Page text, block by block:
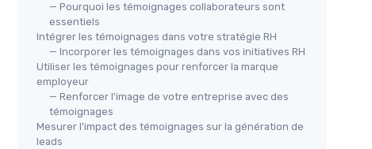
— Pourquoi les témoignages collaborateurs sont
essentiels
Intégrer les témoignages dans votre stratégie RH
— Incorporer les témoignages dans vos initiatives RH
Utiliser les témoignages pour renforcer la marque
employeur
— Renforcer l'image de votre entreprise avec des
témoignages
Mesurer l'impact des témoignages sur la génération de
leads